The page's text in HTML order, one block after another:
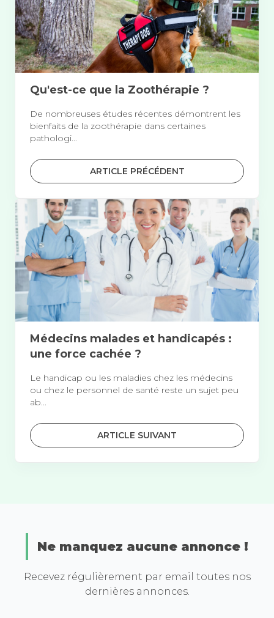
Qu'est-ce que la Zoothérapie ?
De nombreuses études récentes démontrent les
bienfaits de la zoothérapie dans certaines
pathologi...
ARTICLE PRÉCÉDENT
Médecins malades et handicapés :
une force cachée ?
Le handicap ou les maladies chez les médecins
ou chez le personnel de santé reste un sujet peu
ab...
ARTICLE SUIVANT
Ne manquez aucune annonce !
Recevez régulièrement par email toutes nos
dernières annonces.